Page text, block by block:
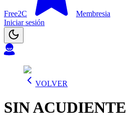
Free2C
Membresia
Iniciar sesión
VOLVER
SIN ACUDIENTE